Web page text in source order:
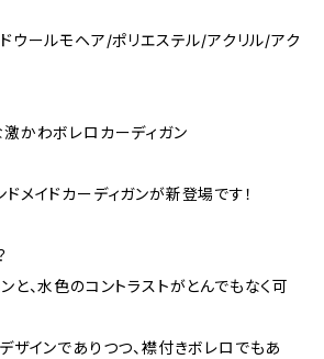
ウールモヘア/ポリエステル/アクリル/アク
かわボレロカーディガン
メイドカーディガンが新登場です！
と、水色のコントラストがとんでもなく可
ザインでありつつ、襟付きボレロでもあ